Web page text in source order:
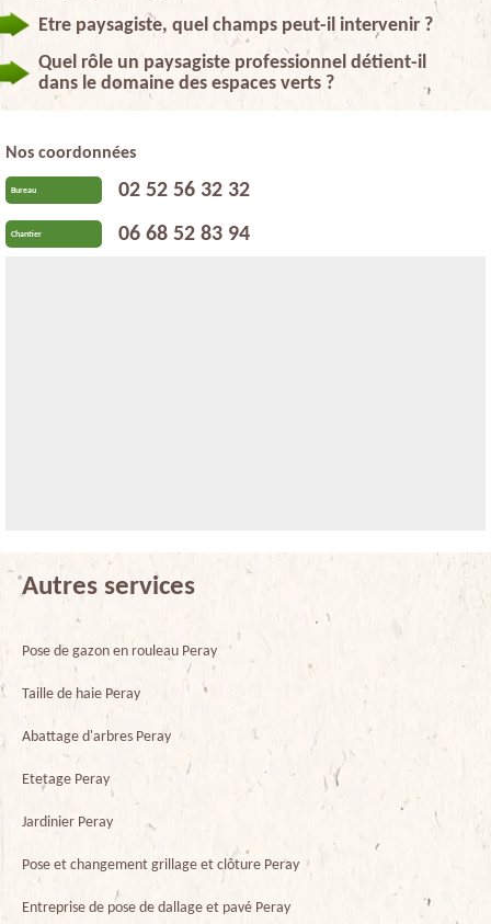
Etre paysagiste, quel champs peut-il intervenir ?
Quel rôle un paysagiste professionnel détient-il
dans le domaine des espaces verts ?
Nos coordonnées
Bureau 02 52 56 32 32
Chantier 06 68 52 83 94
Autres services
Pose de gazon en rouleau Peray
Taille de haie Peray
Abattage d'arbres Peray
Etetage Peray
Jardinier Peray
Pose et changement grillage et clôture Peray
Entreprise de pose de dallage et pavé Peray